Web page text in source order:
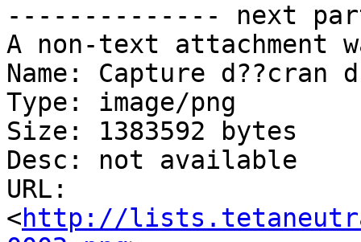
-------------- next
A non-text attachment
Name: Capture d??cran
Type: image/png
Size: 1383592 bytes
Desc: not available
URL:
<http://